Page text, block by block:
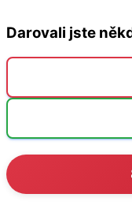
Darovali jste